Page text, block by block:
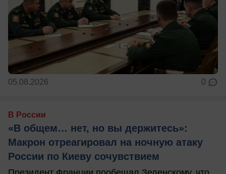
05.08.2026 0
В России
«В общем… нет, но вы держитесь»:
Макрон отреагировал на ночную атаку
России по Киеву сочувствием